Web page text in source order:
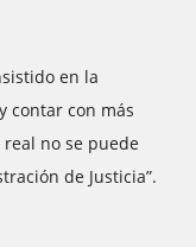
en la
contar con más
real no se puede
de Justicia”.